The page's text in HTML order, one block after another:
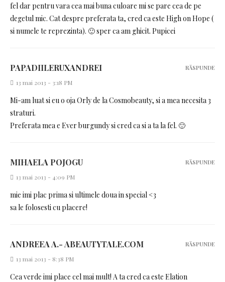
fel dar pentru vara cea mai buna culoare mi se pare cea de pe
degetul mic. Cat despre preferata ta, cred ca este High on Hope (
si numele te reprezinta). 🙂 sper ca am ghicit. Pupicei
PAPADIILERUXANDREI
13 mai 2013 - 3:18 PM
Mi-am luat si eu o oja Orly de la Cosmobeauty, si a mea necesita 3
straturi.
Preferata mea e Ever burgundy si cred ca si a ta la fel. 🙂
RĂSPUNDE
MIHAELA POJOGU
13 mai 2013 - 4:09 PM
mie imi plac prima si ultimele doua in special <3
sa le folosesti cu placere!
RĂSPUNDE
ANDREEA A.- ABEAUTYTALE.COM
13 mai 2013 - 8:38 PM
Cea verde imi place cel mai mult! A ta cred ca este Elation
RĂSPUNDE